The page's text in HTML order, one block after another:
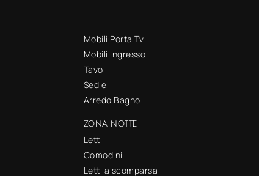
Mobili Porta Tv
Mobili ingresso
Tavoli
Sedie
Arredo Bagno
ZONA NOTTE
Letti
Comodini
Letti a scomparsa